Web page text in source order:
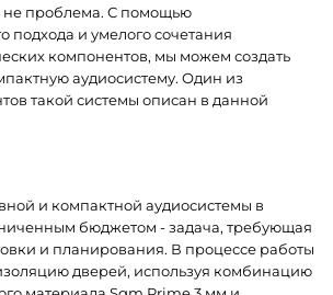
не проблема. С помощью
подхода и умелого сочетания
компонентов, мы можем создать
аудиосистему. Один из
такой системы описан в данной
и компактной аудиосистемы в
бюджетом - задача, требующая
и планирования. В процессе работы
дверей, используя комбинацию